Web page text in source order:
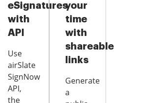
eSignatures
with
API
Use
airSlate
SignNow
API,
the
your
time
with
shareable
links
Generate
a